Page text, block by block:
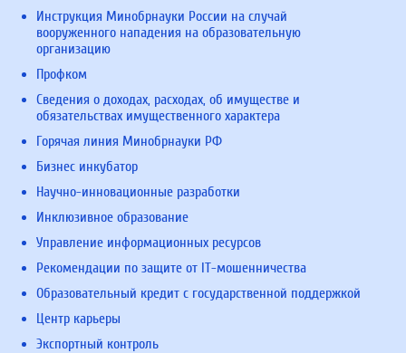
Инструкция Минобрнауки России на случай
вооруженного нападения на образовательную
организацию
Профком
Сведения о доходах, расходах, об имуществе и
обязательствах имущественного характера
Горячая линия Минобрнауки РФ
Бизнес инкубатор
Научно-инновационные разработки
Инклюзивное образование
Управление информационных ресурсов
Рекомендации по защите от IT-мошенничества
Образовательный кредит с государственной поддержкой
Центр карьеры
Экспортный контроль